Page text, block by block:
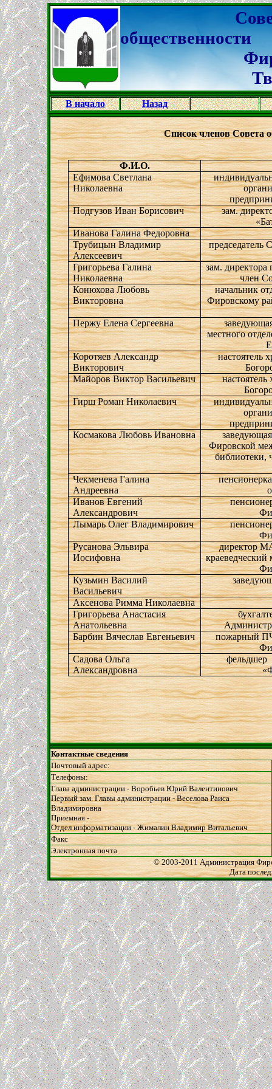
общественности
В начало Назад
Список членов Совета
Ф.И.О.
Ефимова Светлана
Николаевна
Подгузов Иван Борисович
зам.
Иванова Галина Федоровна
Трубицын Владимир
Алексеевич
председатель
Григорьева Галина
Николаевна
зам.
член
Конюхова Любовь
Викторовна
начальник
Фировскому
Пержу Елена Сергеевна
местного
Коротяев Александр
Викторович
настоятель
Майоров Виктор Васильевич
Гирш Роман Николаевич
Космакова Любовь Ивановна
Фировской
библиотеки,
Чекменева Галина
Андреевна
Иванов Евгений
Александрович
Лымарь Олег Владимирович
Русанова Эльвира
Иосифовна
директор
Кузьмин Василий
Васильевич
Аксенова Римма Николаевна
Григорьева Анастасия
Анатольевна
Барбин Вячеслав Евгеньевич
пожарный
Садова Ольга
Александровна
Контактные сведения
Почтовый адрес:
Телефоны:
Глава администрации - Воробьев Юрий Валентинович
Первый зам. Главы администрации - Веселова Раиса
Владимировна
Приемная -
Отдел информатизации - Жималин Владимир Витальевич
Факс
Электронная почта
© 2003-2011 Администрация
Дата